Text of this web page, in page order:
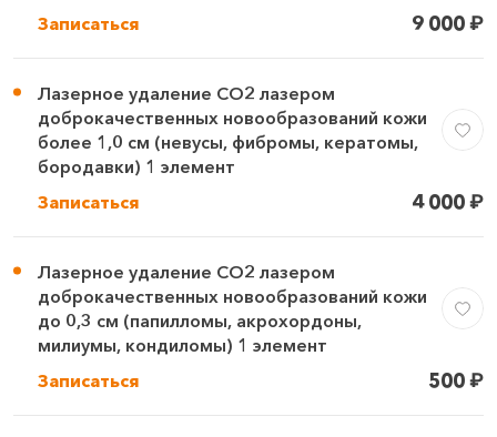
9 000₽
Записаться
Лазерное удаление СО2 лазером
доброкачественных новообразований кожи
более 1,0 см (невусы, фибромы, кератомы,
бородавки) 1 элемент
4 000₽
Записаться
Лазерное удаление СО2 лазером
доброкачественных новообразований кожи
до 0,3 см (папилломы, акрохордоны,
милиумы, кондиломы) 1 элемент
500₽
Записаться